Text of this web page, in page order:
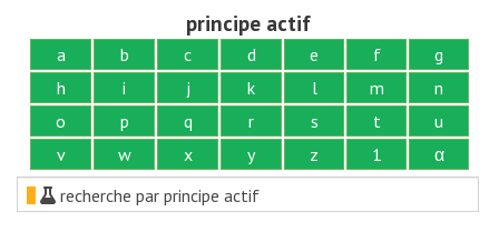
principe actif
a b c d e f
g
h
i j k l m
n
o
p q r s t
u
v
w x y z 1
α
recherche par principe actif